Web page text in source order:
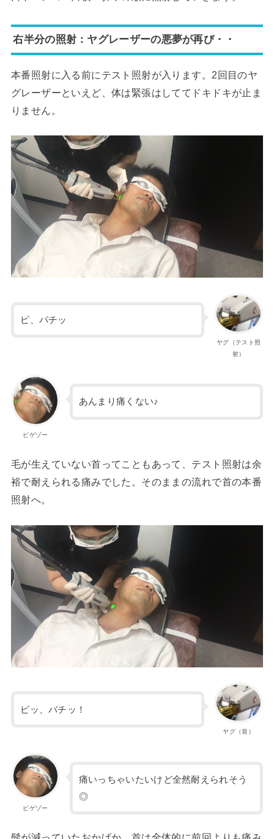
右半分の照射：ヤグレーザーの悪夢が再び・・
本番照射に入る前にテスト照射が入ります。2回目のヤ
グレーザーといえど、体は緊張はしててドキドキが止ま
りません。
ヤグ（テスト照
射）
ピ、パチッ
ピゲゾー
あんまり痛くない♪
毛が生えていない首ってこともあって、テスト照射は余
裕で耐えられる痛みでした。そのままの流れで首の本番
照射へ。
ヤグ（首）
ピッ、バチッ！
ピゲゾー
痛いっちゃいたいけど全然耐えられそう
◎